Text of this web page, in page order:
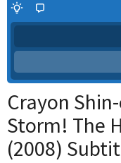
Crayon
Storm! The
(2008)